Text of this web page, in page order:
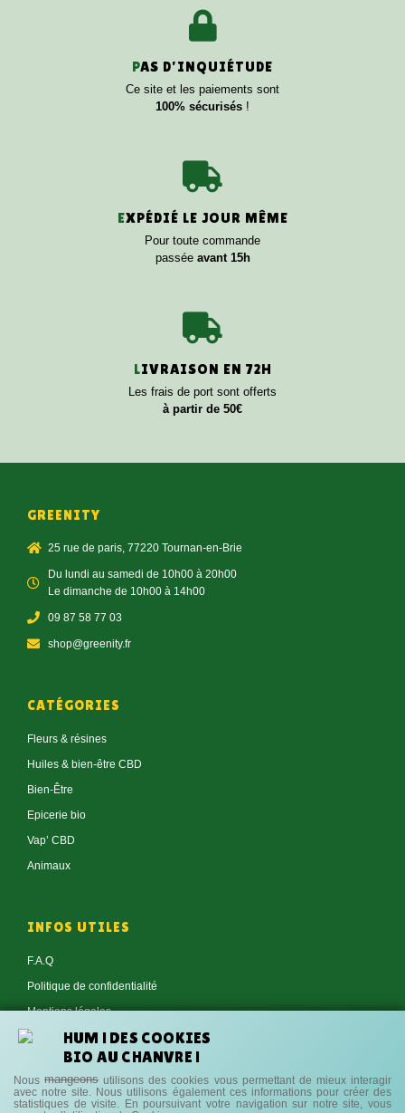
PAS D'INQUIÉTUDE
Ce site et les paiements sont
100% sécurisés !
EXPÉDIÉ LE JOUR MÊME
Pour toute commande
passée avant 15h
LIVRAISON EN 72H
Les frais de port sont offerts
à partir de 50€
GREENITY
25 rue de paris, 77220 Tournan-en-Brie
Du lundi au samedi de 10h00 à 20h00
Le dimanche de 10h00 à 14h00
09 87 58 77 03
shop@greenity.fr
CATÉGORIES
Fleurs & résines
Huiles & bien-être CBD
Bien-Être
Epicerie bio
Vap’ CBD
Animaux
INFOS UTILES
F.A.Q
Politique de confidentialité
Mentions légales
Conditions générales de vente
Contact
HUM ! DES COOKIES
BIO AU CHANVRE !
Nousmangeons utilisons des cookies vous permettant de mieux interagir
avec notre site. Nous utilisons également ces informations pour créer des
statistiques de visite. En poursuivant votre navigation sur notre site, vous